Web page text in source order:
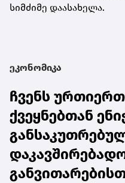
სიმძიმე დაასახელა.
ეკონომიკა
ჩვენს
ქვეყნებთან